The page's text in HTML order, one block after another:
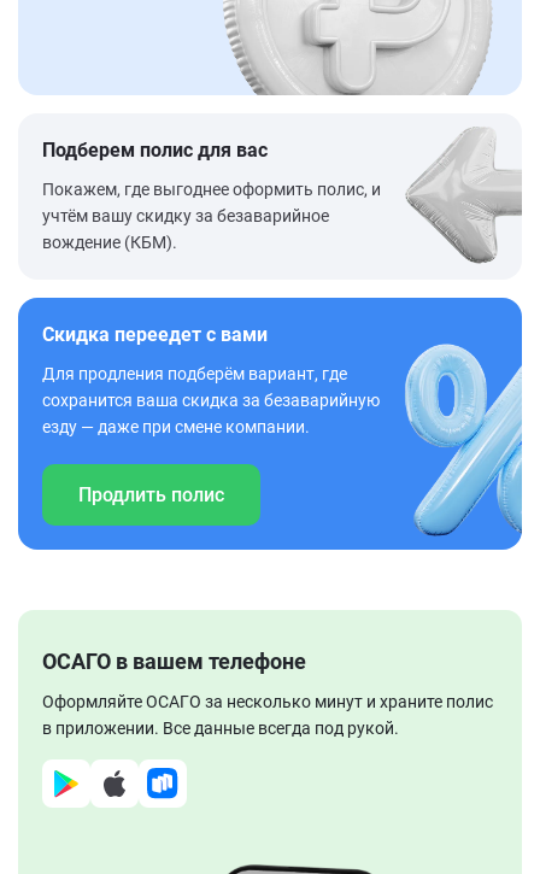
Подберем полис для вас
Покажем, где выгоднее оформить полис, и
учтём вашу скидку за безаварийное
вождение (КБМ).
Скидка переедет с вами
Для продления подберём вариант, где
сохранится ваша скидка за безаварийную
езду — даже при смене компании.
Продлить полис
ОСАГО в вашем телефоне
Оформляйте ОСАГО за несколько минут и храните полис
в приложении. Все данные всегда под рукой.